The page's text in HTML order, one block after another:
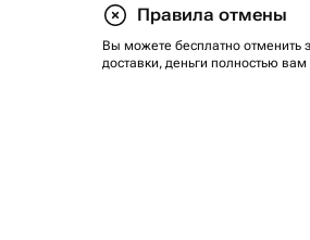
Правила отмены
Вы можете бесплатно отменить
доставки, деньги полностью вам